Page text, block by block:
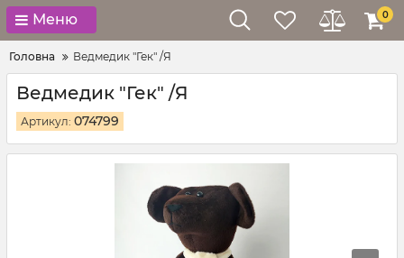
Меню 0
Головна Ведмедик "Гек" /Я
Ведмедик "Гек" /Я
Артикул: 074799